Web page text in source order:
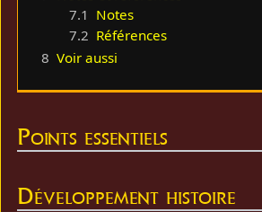
7.1 Notes
7.2 Références
8 Voir aussi
Points essentiels
Développement histoire